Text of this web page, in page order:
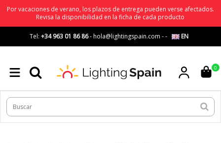
Por vacaciones de verano, los plazos de entrega pueden verse afectados.
Revisa la disponibilidad en la ficha de cada producto
Tel: +34 963 01 86 86-hola@lightingspain.com -- EN
0